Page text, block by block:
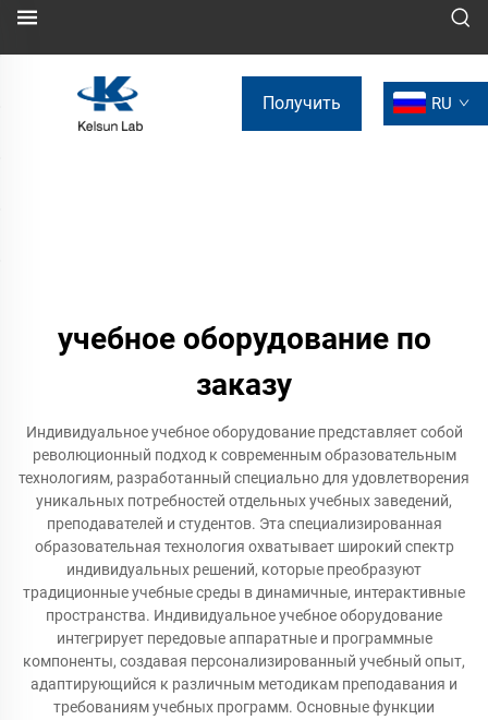
Получить RU
учебное оборудование по
заказу
Индивидуальное учебное оборудование представляет собой
революционный подход к современным образовательным
технологиям, разработанный специально для удовлетворения
уникальных потребностей отдельных учебных заведений,
преподавателей и студентов. Эта специализированная
образовательная технология охватывает широкий спектр
индивидуальных решений, которые преобразуют
традиционные учебные среды в динамичные, интерактивные
пространства. Индивидуальное учебное оборудование
интегрирует передовые аппаратные и программные
компоненты, создавая персонализированный учебный опыт,
адаптирующийся к различным методикам преподавания и
требованиям учебных программ. Основные функции